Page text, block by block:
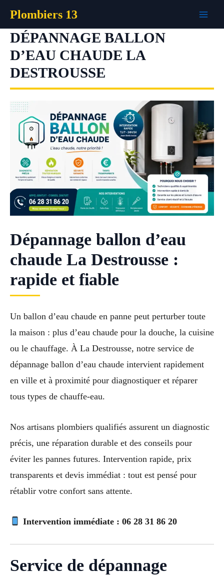
contenu
Plombiers 13
DÉPANNAGE BALLON
D’EAU CHAUDE LA
DESTROUSSE
Dépannage ballon d’eau
chaude La Destrousse :
rapide et fiable
Un ballon d’eau chaude en panne peut perturber toute
la maison : plus d’eau chaude pour la douche, la cuisine
ou le chauffage. À La Destrousse, notre service de
dépannage ballon d’eau chaude intervient rapidement
en ville et à proximité pour diagnostiquer et réparer
tous types de chauffe-eau.
Nos artisans plombiers qualifiés assurent un diagnostic
précis, une réparation durable et des conseils pour
éviter les pannes futures. Intervention rapide, prix
transparents et devis immédiat : tout est pensé pour
rétablir votre confort sans attente.
Intervention immédiate : 06 28 31 86 20
Service de dépannage